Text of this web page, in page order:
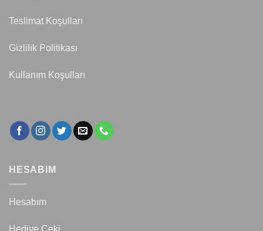
Teslimat Koşulları
Gizlilik Politikası
Kullanım Koşulları
HESABIM
Hesabım
Hediye Çeki